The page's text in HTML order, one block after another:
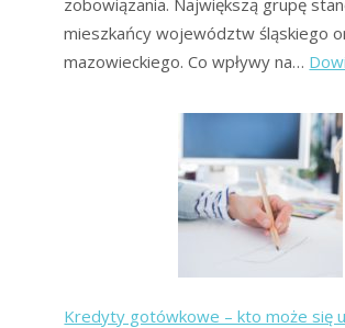
mieszkańcy województw śląskiego
mazowieckiego. Co wpływy na…
Kredyty gotówkowe – kto może się